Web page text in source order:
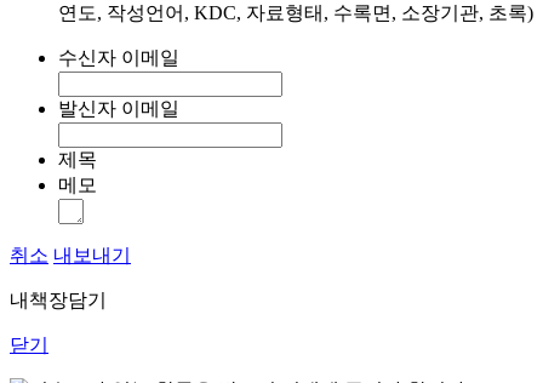
연도, 작성언어, KDC, 자료형태, 수록면, 소장기관, 초록)
수신자 이메일
발신자 이메일
제목
메모
취소 내보내기
내책장담기
닫기